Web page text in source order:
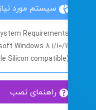
سیستم مورد نیاز
System
Microsoft Windows 8.1/10/
(Apple Silicon
راهنمای نصب